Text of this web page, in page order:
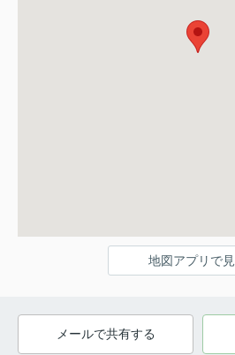
地図アプリで
メールで共有する